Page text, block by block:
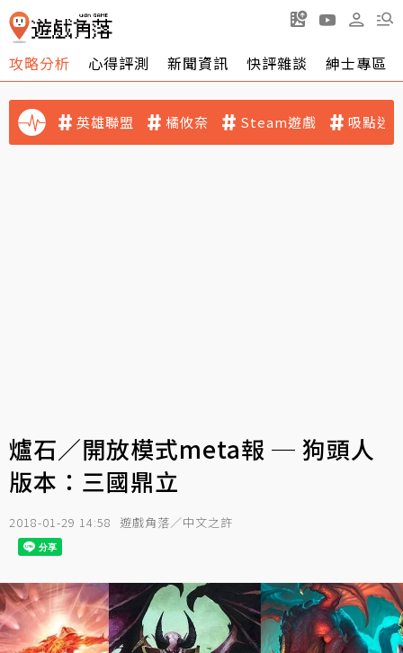
攻略分析 心得評測 新聞資訊 快評雜談 紳士專區
英雄聯盟 橘攸奈 Steam遊戲 吸點迷
爐石／開放模式meta報 ─ 狗頭人
版本：三國鼎立
2018-01-29 14:58 遊戲角落／中文之許